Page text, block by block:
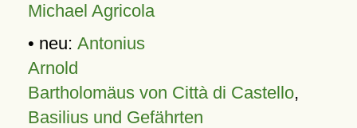
Michael Agricola
• neu: Antonius
Arnold
Bartholomäus von Città di Castello,
Basilius und Gefährten